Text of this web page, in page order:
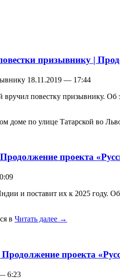
призывнику |
18.11.2019 — 17:44
повестку призывнику.
доме по улице Татарской во
проекта
и поставит их к 2025 году.
в Читать далее →
проекта
6:23